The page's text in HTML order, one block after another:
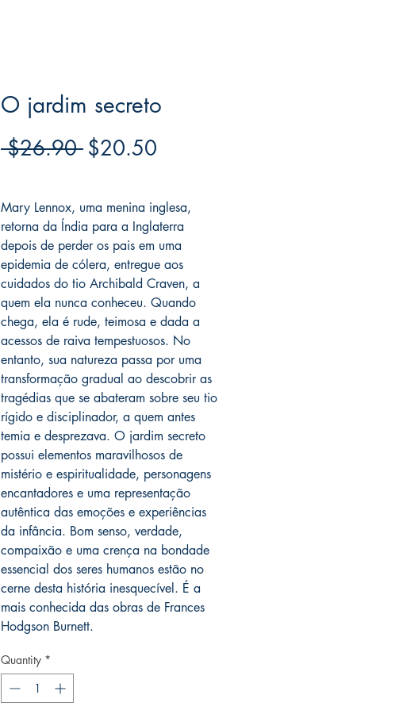
O jardim secreto
$26.90 Regular
$20.50
Mary Lennox, uma menina inglesa,
retorna da Índia para a Inglaterra
depois de perder os pais em uma
epidemia de cólera, entregue aos
cuidados do tio Archibald Craven, a
quem ela nunca conheceu. Quando
chega, ela é rude, teimosa e dada a
acessos de raiva tempestuosos. No
entanto, sua natureza passa por uma
transformação gradual ao descobrir as
tragédias que se abateram sobre seu tio
rígido e disciplinador, a quem antes
temia e desprezava. O jardim secreto
possui elementos maravilhosos de
mistério e espiritualidade, personagens
encantadores e uma representação
autêntica das emoções e experiências
da infância. Bom senso, verdade,
compaixão e uma crença na bondade
essencial dos seres humanos estão no
cerne desta história inesquecível. É a
mais conhecida das obras de Frances
Hodgson Burnett.
Quantity *